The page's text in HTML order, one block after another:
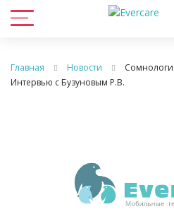
Главная Новости
Интервью с Бузуновым Р.В.